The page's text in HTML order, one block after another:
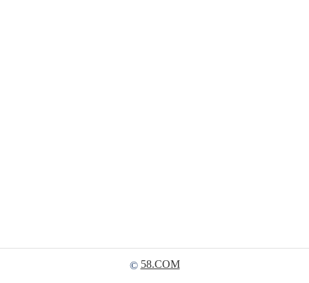
© 58.COM